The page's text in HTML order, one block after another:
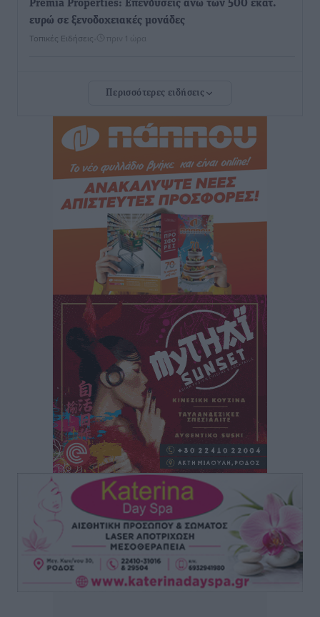
Premia Properties: Επενδύσεις άνω των 500 εκατ.
ευρώ σε ξενοδοχειακές μονάδες
Τοπικές Ειδήσεις πριν 1 ώρα
διακόψουν το κάπνισμα
Έκτακτο επίδομα παιδιού: Έως 10 Αυγούστου η
προθεσμία για ΑΦΜ – Ποιοι πάνε ταμείο
πριν 1 ώρα
ASTYBUS: 27.642 διαδρομές στην Αστυπάλαια – Το
«έξυπνο» μοντέλο μετακίνησης που έγινε μέρος της
καθημερινότητας
πριν 2 ώρες
Ερώτηση Μπελέρη σε Κομισιόν για τη δημιουργία
«σύγχρονου Ευρωπαϊκού Ταμείου Αντιμετώπισης
Φυσικών Καταστροφών»
πριν 3 ώρες
Έκκληση γονέων για να λειτουργήσει ο
Βρεφονηπιακός Σταθμός Κάσου
Τοπικές Ειδήσεις• πριν 3 ώρες
Ακρίβεια: Σημαντικές οι διατακτικές σίτισης για 3
στους 4 εργαζομένους
Ειδήσεις πριν 3 ώρες
Κινητοποίηση της Πυροσβεστικής στην Κάρπαθο, για
τη φωτιά στην περιοχή Σάνταλο
Τοπικές Ειδήσεις• πριν 3 ώρες
Περισσότερες ειδήσεις